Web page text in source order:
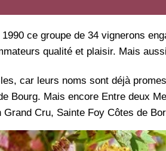
1990 ce groupe de 34 vignerons
qualité et plaisir. Mais
car leurs noms sont déjà
Bourg. Mais encore Entre deux
Grand Cru, Sainte Foy Côtes de